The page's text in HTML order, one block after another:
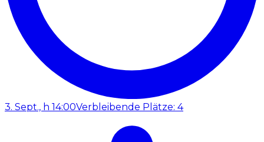
3. Sept., h 14:00Verbleibende Plätze: 4